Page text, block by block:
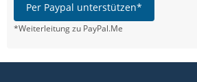
Per Paypal unterstützen*
*Weiterleitung zu PayPal.Me